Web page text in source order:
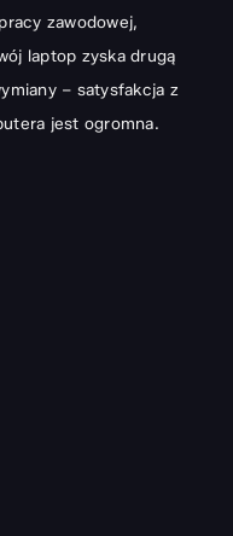
zawodowej,
laptop zyska drugą
– satysfakcja z
jest ogromna.